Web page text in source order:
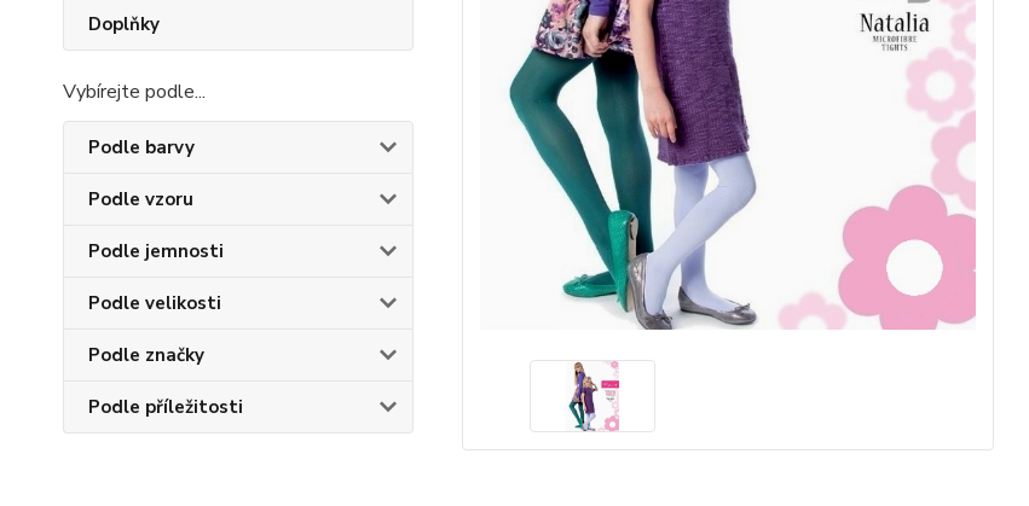
Doplňky
Vybírejte podle...
Podle barvy
Podle vzoru
Podle jemnosti
Podle velikosti
Podle značky
Podle příležitosti